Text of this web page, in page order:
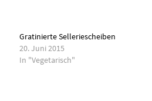
Gratinierte Selleriescheiben
20. Juni 2015
In "Vegetarisch"